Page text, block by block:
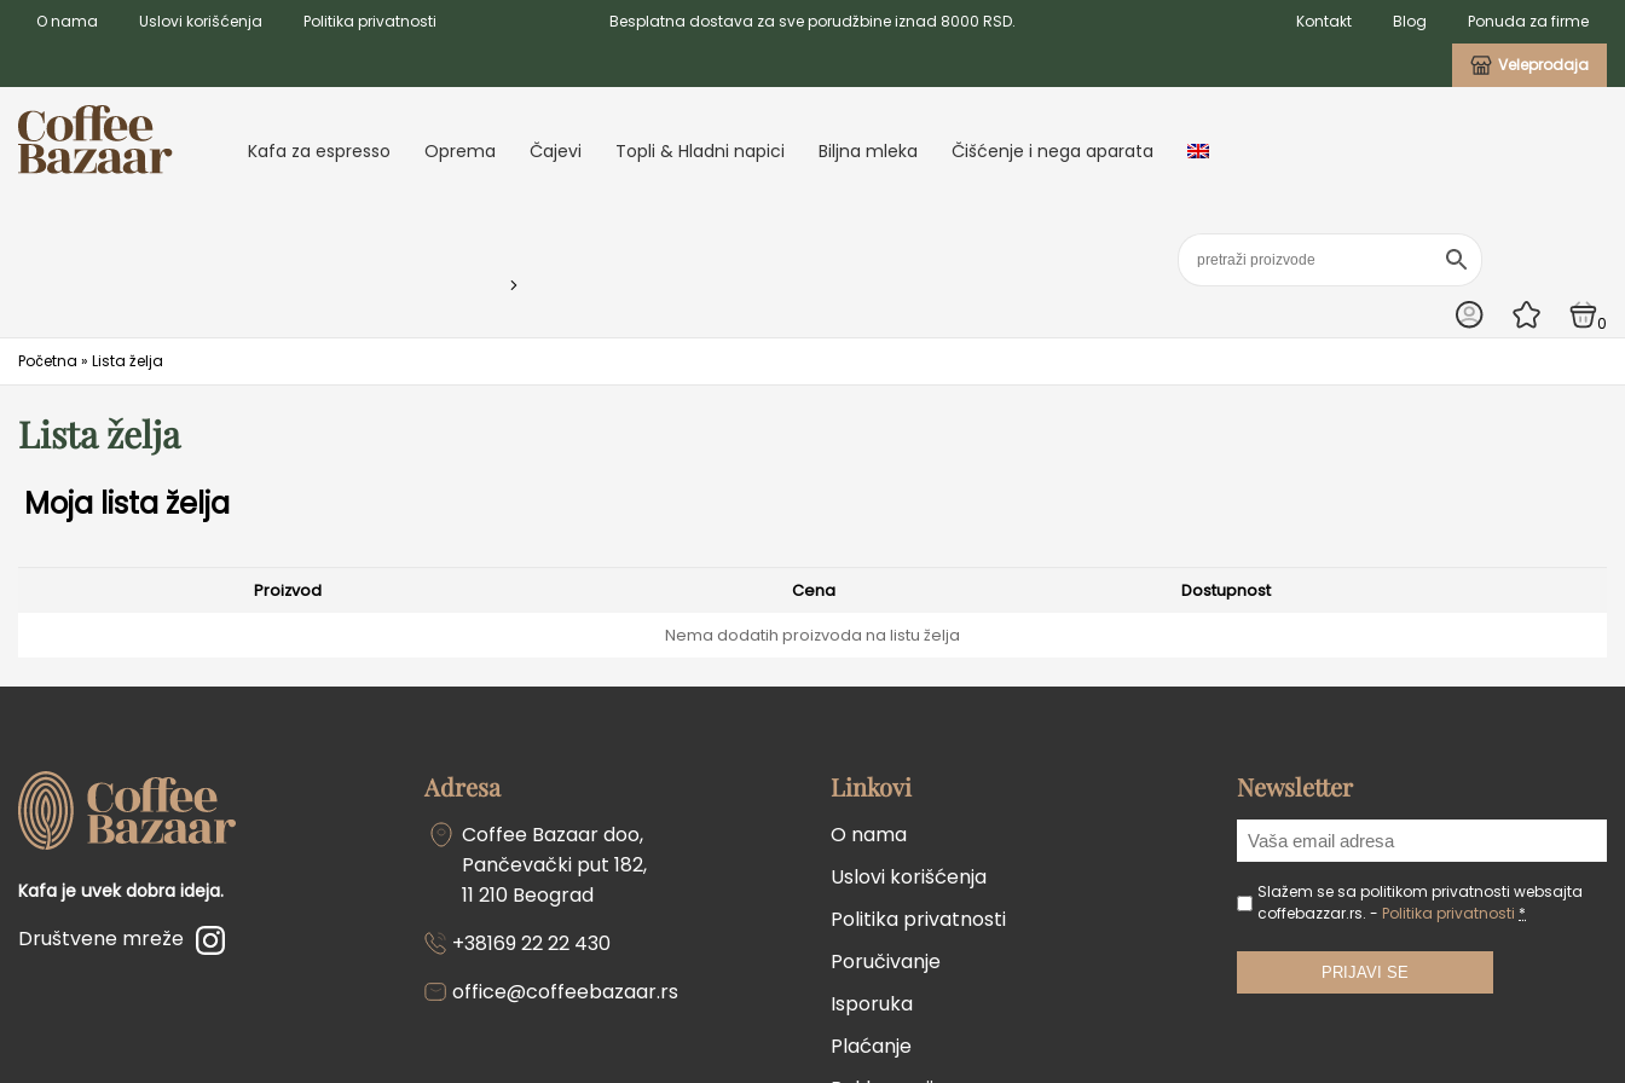
O nama Uslovi korišćenja Politika privatnosti Besplatna dostava za sve porudžbine iznad 8000 RSD. Kontakt Blog Ponuda za firme
Veleprodaja
Kafa za espresso Oprema Čajevi Topli & Hladni napici Biljna mleka Čišćenje i nega aparata
0
Početna » Lista želja
Lista želja
Moja lista želja
Proizvod Cena Dostupnost
Nema dodatih proizvoda na listu želja
Kafa je uvek dobra ideja.
Društvene mreže
Adresa
Coffee Bazaar doo,
Pančevački put 182,
11 210 Beograd
+38169 22 22 430
office@coffeebazaar.rs
Linkovi
O nama
Uslovi korišćenja
Politika privatnosti
Poručivanje
Isporuka
Plaćanje
Newsletter
Slažem se sa politikom privatnosti websajta
coffebazzar.rs. - Politika privatnosti *